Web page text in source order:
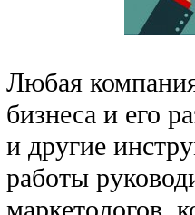
Любая
бизнеса и его
и другие
работы